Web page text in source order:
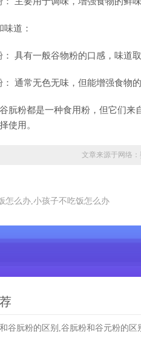
味道：
具有一般谷物粉的口感，味道取
通常无色无味，但能增强食物的
朊粉都是一种食用粉，但它们
使用。
文章来源于网络：
怎么办,小孩子不吃饭怎么办
谷朊粉的区别,谷朊粉和谷元粉的区